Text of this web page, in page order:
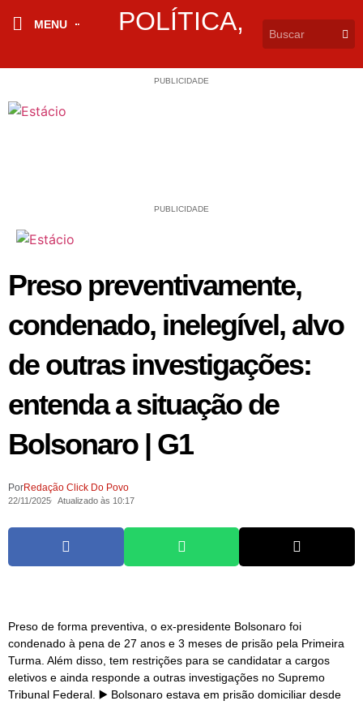
MENU POLÍTICA,
PUBLICIDADE
PUBLICIDADE
Preso preventivamente,
condenado, inelegível, alvo
de outras investigações:
entenda a situação de
Bolsonaro | G1
PorRedação Click Do Povo
22/11/2025 Atualizado às 10:17
Preso de forma preventiva, o ex-presidente Bolsonaro foi
condenado à pena de 27 anos e 3 meses de prisão pela Primeira
Turma. Além disso, tem restrições para se candidatar a cargos
eletivos e ainda responde a outras investigações no Supremo
Tribunal Federal. ▶️ Bolsonaro estava em prisão domiciliar desde